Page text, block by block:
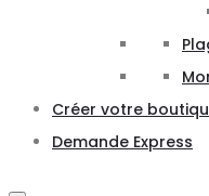
Créer votre
Demande Express